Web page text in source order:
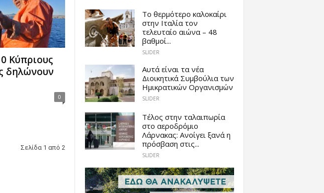
Κύπριους
δηλώνουν
0
Σελίδα 1 από 2
Το θερμότερο καλοκαίρι
στην Ιταλία τον
τελευταίο αιώνα – 48
βαθμοί...
SLIDER
Αυτά είναι τα νέα
Διοικητικά Συμβούλια των
Ημικρατικών Οργανισμών
SLIDER
Tέλος στην ταλαιπωρία
στο αεροδρόμιο
Λάρνακας: Ανοίγει ξανά η
πρόσβαση στις...
SLIDER